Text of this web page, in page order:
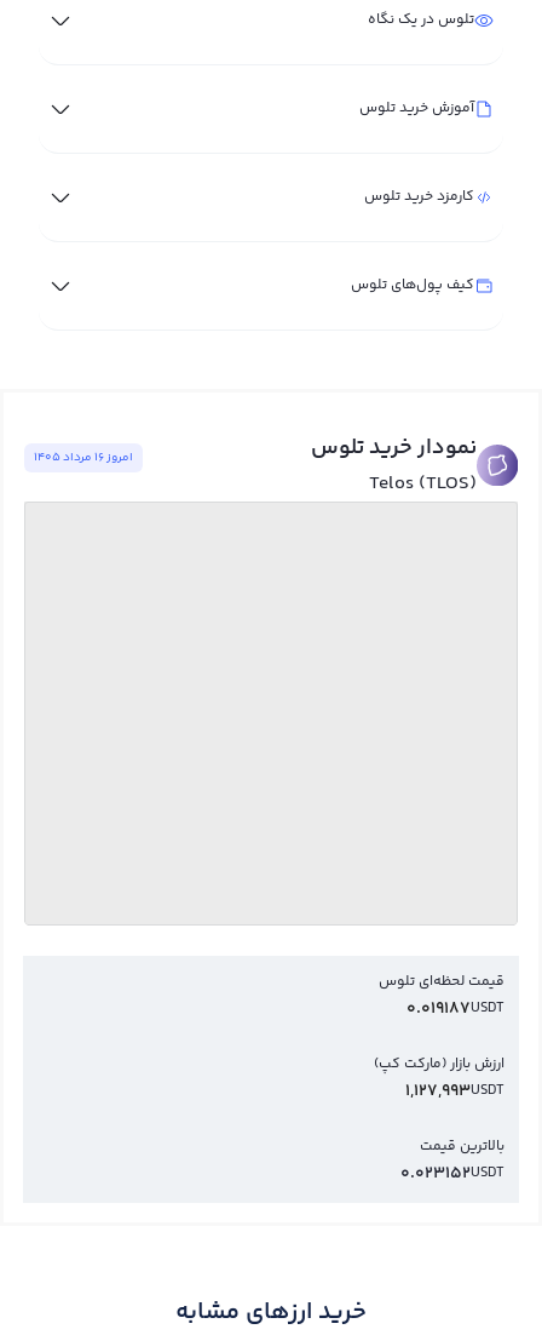
تلوس در یک نگاه
آموزش خرید تلوس
کارمزد خرید تلوس
کیف پول‌های تلوس
نمودار خرید تلوس
Telos (TLOS)
امروز ١٦ مرداد ١٤٠٥
قیمت لحظه‌ای تلوس
USDT
0.019187
ارزش بازار (مارکت کپ)
USDT
1,127,993
بالاترین قیمت
USDT
0.023152
خرید ارزهای مشابه